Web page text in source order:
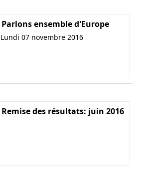
Parlons ensemble d'Europe
Lundi 07 novembre 2016
Remise des résultats: juin 2016